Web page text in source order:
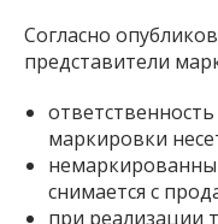
Согласно
представители
маркировки
снимается с
при реализации